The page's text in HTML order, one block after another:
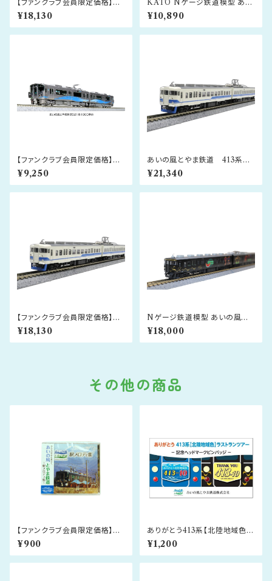
【ファンクラブ会員限定価格】あ
いの風とやま鉄道 413系 北
陸地域色 3両セット
¥18,130
KATO Nゲージ鉄道模型 あい
の風とやま鉄道521系1000番
台2両セット
¥10,890
【ファンクラブ会員限定価格】KA
TO Nゲージ鉄道模型 あいの
風とやま鉄道521系1000番台2
両セット
¥9,250
あいの風とやま鉄道 413系
新北陸色 3両セット
¥21,340
【ファンクラブ会員限定価格】あ
いの風とやま鉄道 413系 新
北陸色 3両セット
¥18,130
Nゲージ鉄道模型 あいの風と
やま鉄道413系「とやま絵巻」3
両セット
¥18,000
その他の商品
【ファンクラブ会員限定価格】あ
いの風とやま鉄道 駅メロディ
集CD＜㈱スイッチ制作＞
¥900
ありがとう413系【北陸地域色】
ラストランツアー 記念ヘッドマ
ークピンバッジ
¥1,200